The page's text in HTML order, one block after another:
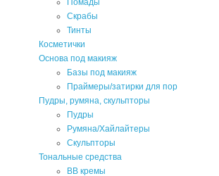
Помады
Скрабы
Тинты
Косметички
Основа под макияж
Базы под макияж
Праймеры/затирки для пор
Пудры, румяна, скульпторы
Пудры
Румяна/Хайлайтеры
Скульпторы
Тональные средства
BB кремы